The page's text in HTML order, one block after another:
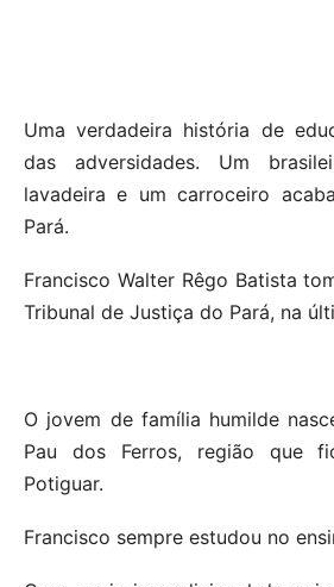
Uma verdadeira história de
das adversidades. Um
lavadeira e um carroceiro
Pará.
Francisco Walter Rêgo Batista
Tribunal de Justiça do Pará, na
O jovem de família humilde
Pau dos Ferros, região que
Potiguar.
Francisco sempre estudou no